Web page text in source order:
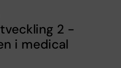
2 -
i medical